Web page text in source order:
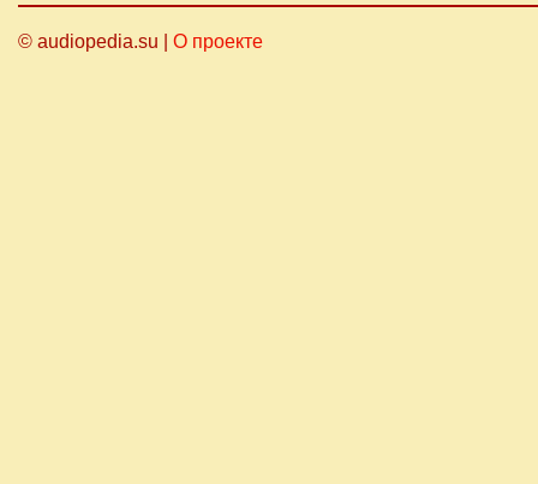
© audiopedia.su | О проекте